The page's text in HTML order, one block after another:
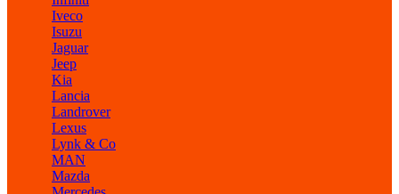
Iveco
Isuzu
Jaguar
Jeep
Kia
Lancia
Landrover
Lexus
Lynk & Co
MAN
Mazda